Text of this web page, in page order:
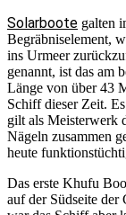
Solarboote galten
Begräbniselement,
ins Urmeer
genannt, ist das am
Länge von über 43
Schiff dieser Zeit.
gilt als Meisterwerk
Nägeln zusammen
heute
Das erste Khufu
auf der Südseite der